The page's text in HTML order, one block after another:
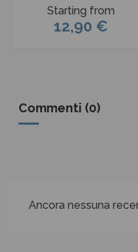
Starting from
12,90 €
Commenti (0)
Ancora nessuna